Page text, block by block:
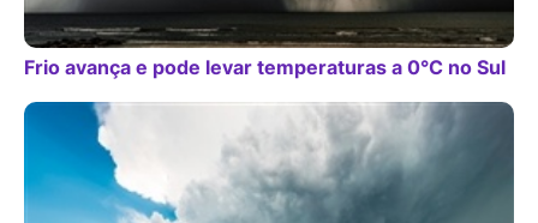
Frio avança e pode levar temperaturas a 0°C no Sul